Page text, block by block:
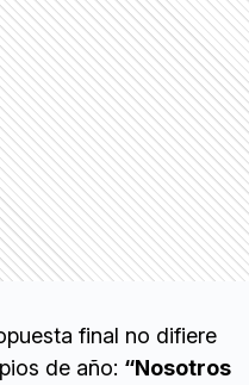
final no difiere
de año: “Nosotros